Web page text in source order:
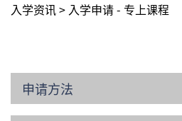
入学资讯> 入学申请 - 专上课程
申请方法